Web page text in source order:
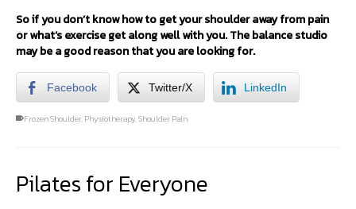
So if you don’t know how to get your shoulder away from pain
or what’s exercise get along well with you. The balance studio
may be a good reason that you are looking for.
Facebook Twitter/X LinkedIn
Frozen Shoulder, Physiotherapy,Shoulder Pain
Pilates for Everyone